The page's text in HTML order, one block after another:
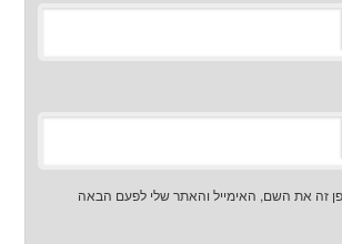
זה את השם, האימייל והאתר שלי לפעם הבאה